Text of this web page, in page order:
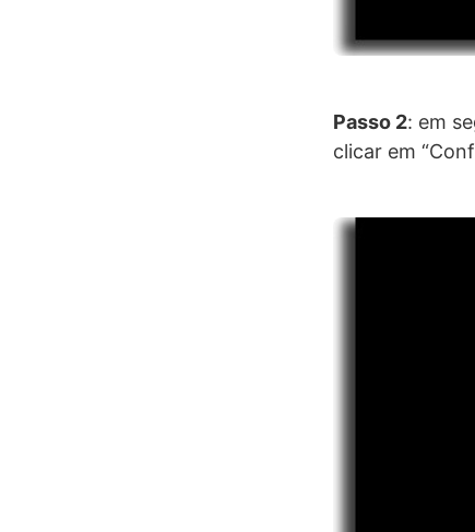
Passo 2: em
clicar em